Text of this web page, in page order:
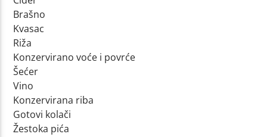
Brašno
Kvasac
Riža
Konzervirano voće i povrće
Šećer
Vino
Konzervirana riba
Gotovi kolači
Žestoka pića